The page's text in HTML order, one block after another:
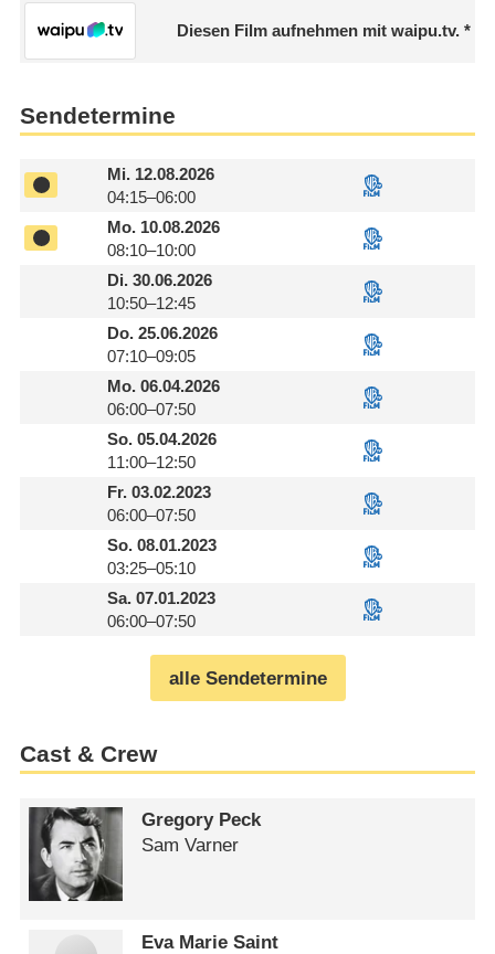
Diesen Film aufnehmen mit waipu.tv.
Sendetermine
Mi.12.08.2026
04:15–06:00
Mo.10.08.2026
08:10–10:00
Di.30.06.2026
10:50–12:45
Do.25.06.2026
07:10–09:05
Mo.06.04.2026
06:00–07:50
So.05.04.2026
11:00–12:50
Fr.03.02.2023
06:00–07:50
So.08.01.2023
03:25–05:10
Sa.07.01.2023
06:00–07:50
alle Sendetermine
Cast & Crew
Gregory Peck
Sam Varner
Eva Marie Saint